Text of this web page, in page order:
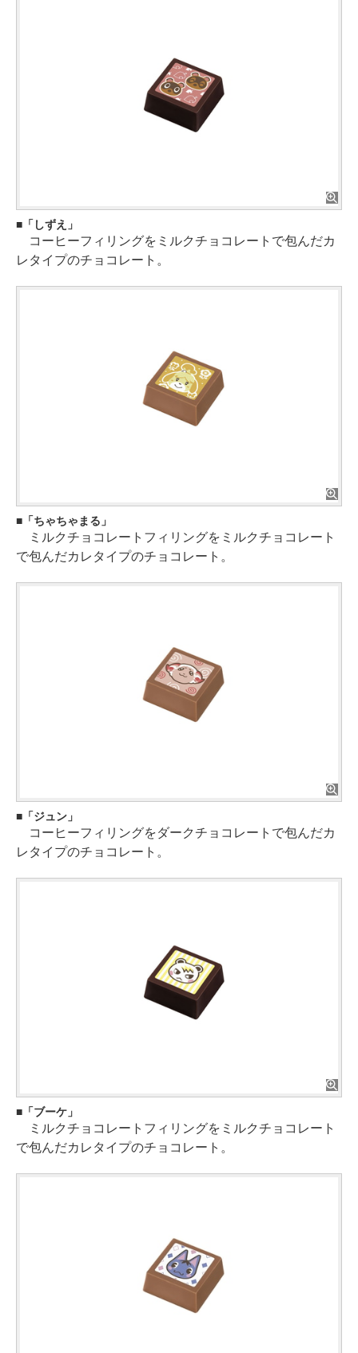
「しずえ」
コーヒーフィリングをミルクチョコレートで包んだカ
レタイプのチョコレート。
「ちゃちゃまる」
ミルクチョコレートフィリングをミルクチョコレート
で包んだカレタイプのチョコレート。
「ジュン」
コーヒーフィリングをダークチョコレートで包んだカ
レタイプのチョコレート。
「ブーケ」
ミルクチョコレートフィリングをミルクチョコレート
で包んだカレタイプのチョコレート。